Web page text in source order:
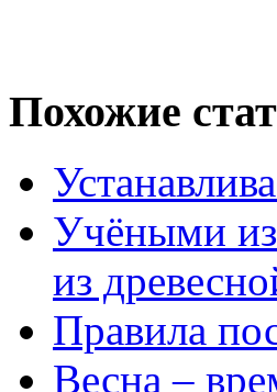
Похожие
Учёными из
из
Правила
Весна –